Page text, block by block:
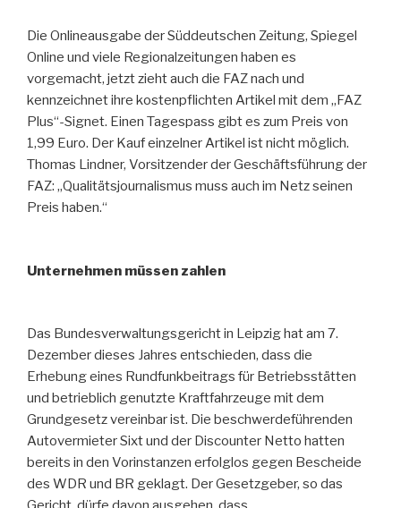
Die Onlineausgabe der Süddeutschen Zeitung, Spiegel
Online und viele Regionalzeitungen haben es
vorgemacht, jetzt zieht auch die FAZ nach und
kennzeichnet ihre kostenpflichten Artikel mit dem „FAZ
Plus“-Signet. Einen Tagespass gibt es zum Preis von
1,99 Euro. Der Kauf einzelner Artikel ist nicht möglich.
Thomas Lindner, Vorsitzender der Geschäftsführung der
FAZ: „Qualitätsjournalismus muss auch im Netz seinen
Preis haben.“
Unternehmen müssen zahlen
Das Bundesverwaltungsgericht in Leipzig hat am 7.
Dezember dieses Jahres entschieden, dass die
Erhebung eines Rundfunkbeitrags für Betriebsstätten
und betrieblich genutzte Kraftfahrzeuge mit dem
Grundgesetz vereinbar ist. Die beschwerdeführenden
Autovermieter Sixt und der Discounter Netto hatten
bereits in den Vorinstanzen erfolglos gegen Bescheide
des WDR und BR geklagt. Der Gesetzgeber, so das